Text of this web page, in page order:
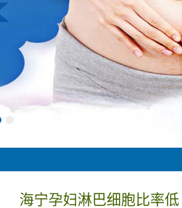
海宁孕妇淋巴细胞比率低